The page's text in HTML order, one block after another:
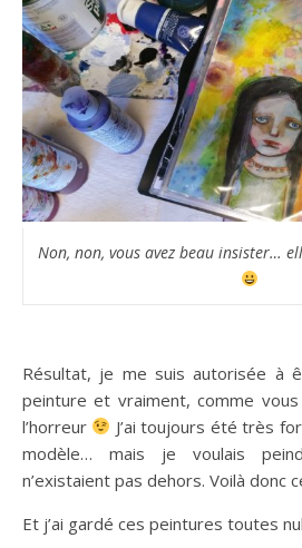
Non, non, vous avez beau insister…
Résultat, je me suis autorisée à
peinture et vraiment, comme
l’horreur
J’ai toujours été très
modèle… mais je voulais
n’existaient pas dehors. Voilà donc
Et j’ai gardé ces peintures toutes